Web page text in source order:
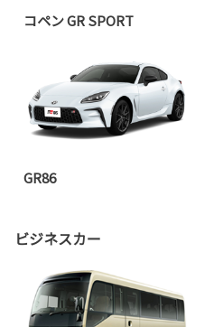
コペン GR SPORT
GR86
ビジネスカー